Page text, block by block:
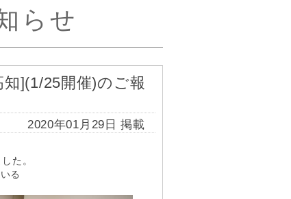
らせ
](1/25開催)のご報
2020年01月29日 掲載
た。
る